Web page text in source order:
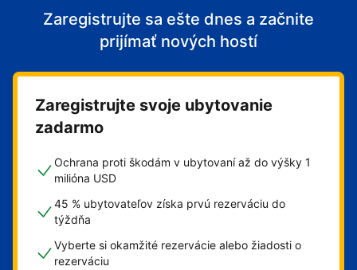
Zaregistrujte sa ešte dnes a začnite
prijímať nových hostí
Zaregistrujte svoje ubytovanie
zadarmo
Ochrana proti škodám v ubytovaní až do výšky 1
milióna USD
45 % ubytovateľov získa prvú rezerváciu do
týždňa
Vyberte si okamžité rezervácie alebo žiadosti o
rezerváciu